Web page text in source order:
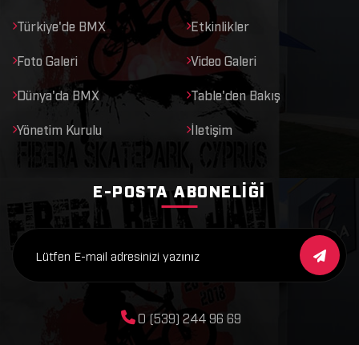
Türkiye'de BMX Etkinlikler
Foto Galeri Video Galeri
Dünya'da BMX Table'den Bakış
Yönetim Kurulu İletişim
E-POSTA ABONELIĞI
0 (539) 244 96 69